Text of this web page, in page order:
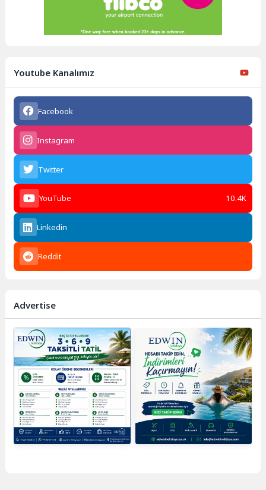
Youtube Kanalımız
Facebook
Instagram
Twitter
YouTube 10.4K
Linkedin
Reddit
Advertise